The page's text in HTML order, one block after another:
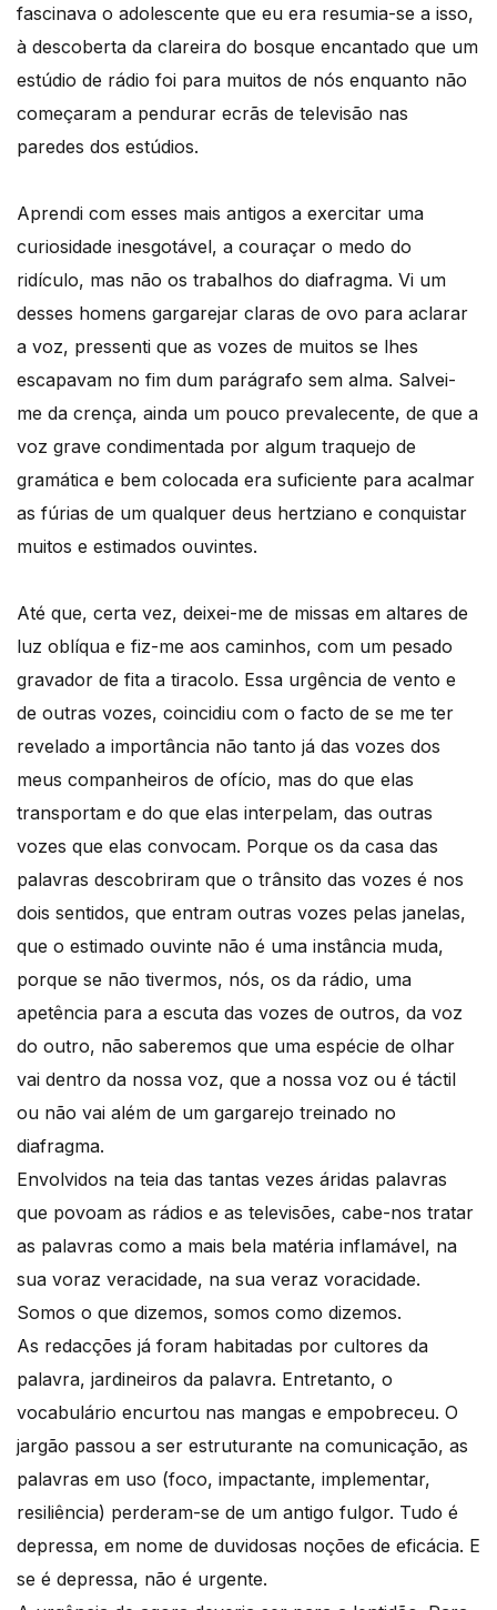
fascinava o adolescente que eu era resumia-se a isso,
à descoberta da clareira do bosque encantado que um
estúdio de rádio foi para muitos de nós enquanto não
começaram a pendurar ecrãs de televisão nas
paredes dos estúdios.
Aprendi com esses mais antigos a exercitar uma
curiosidade inesgotável, a couraçar o medo do
ridículo, mas não os trabalhos do diafragma. Vi um
desses homens gargarejar claras de ovo para aclarar
a voz, pressenti que as vozes de muitos se lhes
escapavam no fim dum parágrafo sem alma. Salvei-
me da crença, ainda um pouco prevalecente, de que a
voz grave condimentada por algum traquejo de
gramática e bem colocada era suficiente para acalmar
as fúrias de um qualquer deus hertziano e conquistar
muitos e estimados ouvintes.
Até que, certa vez, deixei-me de missas em altares de
luz oblíqua e fiz-me aos caminhos, com um pesado
gravador de fita a tiracolo. Essa urgência de vento e
de outras vozes, coincidiu com o facto de se me ter
revelado a importância não tanto já das vozes dos
meus companheiros de ofício, mas do que elas
transportam e do que elas interpelam, das outras
vozes que elas convocam. Porque os da casa das
palavras descobriram que o trânsito das vozes é nos
dois sentidos, que entram outras vozes pelas janelas,
que o estimado ouvinte não é uma instância muda,
porque se não tivermos, nós, os da rádio, uma
apetência para a escuta das vozes de outros, da voz
do outro, não saberemos que uma espécie de olhar
vai dentro da nossa voz, que a nossa voz ou é táctil
ou não vai além de um gargarejo treinado no
diafragma.
Envolvidos na teia das tantas vezes áridas palavras
que povoam as rádios e as televisões, cabe-nos tratar
as palavras como a mais bela matéria inflamável, na
sua voraz veracidade, na sua veraz voracidade.
Somos o que dizemos, somos como dizemos.
As redacções já foram habitadas por cultores da
palavra, jardineiros da palavra. Entretanto, o
vocabulário encurtou nas mangas e empobreceu. O
jargão passou a ser estruturante na comunicação, as
palavras em uso (foco, impactante, implementar,
resiliência) perderam-se de um antigo fulgor. Tudo é
depressa, em nome de duvidosas noções de eficácia. E
se é depressa, não é urgente.